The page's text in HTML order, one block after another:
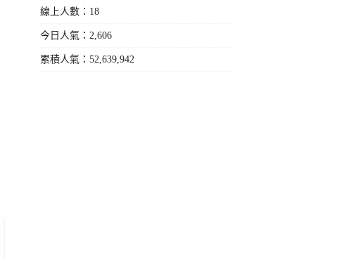
線上人數：18
今日人氣：2,606
累積人氣：52,639,942